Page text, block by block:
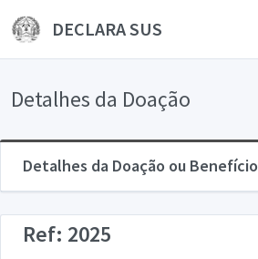
DECLARA SUS
Detalhes da Doação
Detalhes da Doação ou Benefício
Ref: 2025